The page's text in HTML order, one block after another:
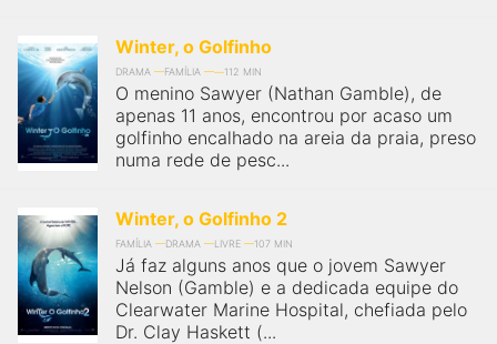
Winter, o Golfinho
DRAMA FAMÍLIA 112 MIN
O menino Sawyer (Nathan Gamble), de
apenas 11 anos, encontrou por acaso um
golfinho encalhado na areia da praia, preso
numa rede de pesc...
Winter, o Golfinho 2
FAMÍLIA DRAMA LIVRE 107 MIN
Já faz alguns anos que o jovem Sawyer
Nelson (Gamble) e a dedicada equipe do
Clearwater Marine Hospital, chefiada pelo
Dr. Clay Haskett (...